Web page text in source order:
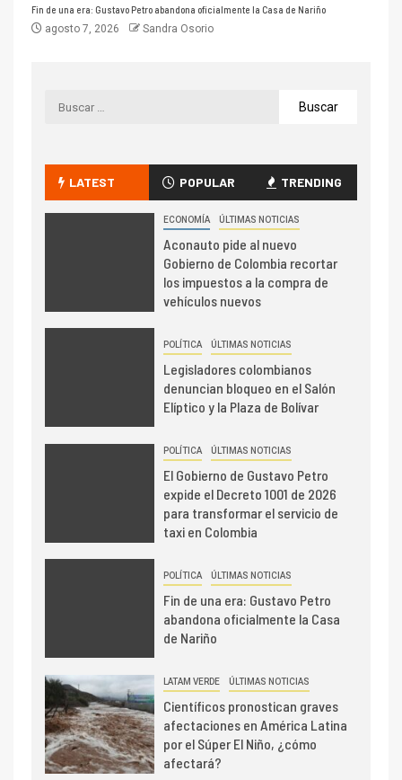
Fin de una era: Gustavo Petro abandona oficialmente la Casa de Nariño
agosto 7, 2026 Sandra Osorio
LATEST POPULAR TRENDING
ECONOMÍA ÚLTIMAS NOTICIAS
Aconauto pide al nuevo
Gobierno de Colombia recortar
los impuestos a la compra de
vehículos nuevos
POLÍTICA ÚLTIMAS NOTICIAS
Legisladores colombianos
denuncian bloqueo en el Salón
Elíptico y la Plaza de Bolívar
POLÍTICA ÚLTIMAS NOTICIAS
El Gobierno de Gustavo Petro
expide el Decreto 1001 de 2026
para transformar el servicio de
taxi en Colombia
POLÍTICA ÚLTIMAS NOTICIAS
Fin de una era: Gustavo Petro
abandona oficialmente la Casa
de Nariño
LATAM VERDE ÚLTIMAS NOTICIAS
Científicos pronostican graves
afectaciones en América Latina
por el Súper El Niño, ¿cómo
afectará?